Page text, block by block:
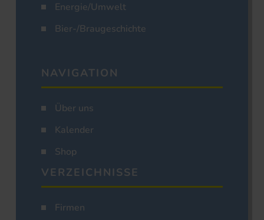
Energie/Umwelt
Bier-/Braugeschichte
NAVIGATION
Über uns
Kalender
Shop
VERZEICHNISSE
Firmen